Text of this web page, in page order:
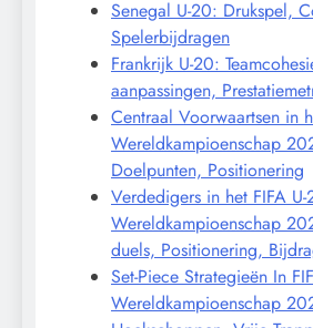
Senegal U-20: Drukspel,
Spelerbijdragen
Frankrijk U-20:
aanpassingen,
Centraal Voorwaartsen in
Wereldkampioenschap
Doelpunten, Positionering
Verdedigers in het FIFA U-
Wereldkampioenschap
duels, Positionering,
Set-Piece Strategieën In
Wereldkampioenschap